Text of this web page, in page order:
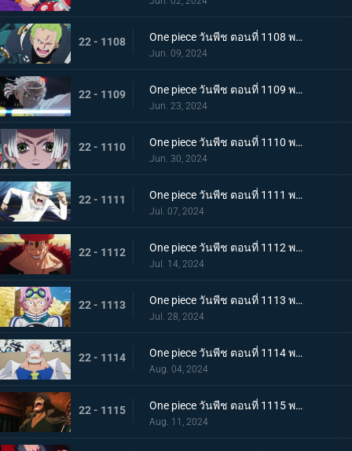
22 - 1108 One piece วันพีช ตอนที่ 1108 พากย์ไทย ไม่เข้าใจ การก่อกบฏของเซราฟิม
Jun. 09, 2024
22 - 1109 One piece วันพีช ตอนที่ 1109 พากย์ไทย การตัดสินใจอันยากลำบาก แนวรบศึกร่วมอันแปลกประหลาด
Jun. 23, 2024
22 - 1110 One piece วันพีช ตอนที่ 1110 พากย์ไทย รอดชีวิต! การต่อสู้ที่อันตรายถึงชีวิตด้วยรูปแบบที่แข็งแกร่งที่สุดของมนุษยชาติ!
Jun. 30, 2024
22 - 1111 One piece วันพีช ตอนที่ 1111 พากย์ไทย โอฮาระที่สอง! ความทะเยอทะยานของผู้บงการ!
Jul. 07, 2024
22 - 1112 One piece วันพีช ตอนที่ 1112 พากย์ไทย ปะทะ! แชงค์ส vs ยูสทัส คิด
Jul. 14, 2024
22 - 1113 One piece วันพีช ตอนที่ 1113 พากย์ไทย วิ่งสิโคบี้! กลยุทธ์การหลบหนีที่สิ้นหวัง!
Jul. 28, 2024
22 - 1114 One piece วันพีช ตอนที่ 1114 พากย์ไทย เพื่อลูกศิษย์ที่รัก - หมัดของรองพลเรือเอกการ์ป!
Aug. 04, 2024
22 - 1115 One piece วันพีช ตอนที่ 1115 พากย์ไทย กองทัพเรืออึ้ง! อดีตพลเรือเอกกองบัญชาการกองทัพเรือ คุซัน
Aug. 11, 2024